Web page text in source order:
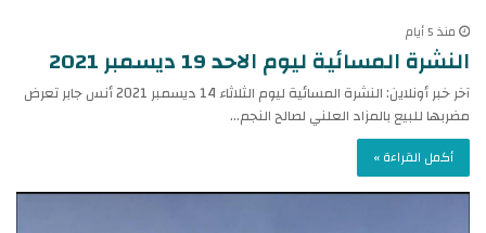
منذ 5 أيام
النشرة المسائية ليوم الاحد 19 ديسمبر 2021
آخر خبر أونلاين: النشرة المسائية ليوم الثلاثاء 14 ديسمبر 2021 أنس جابر تعرض
مضربها للبيع بالمزاد العلني لصالح النجم…
أكمل القراءة »